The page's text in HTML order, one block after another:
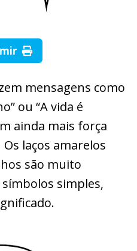
mensagens como
ou “A vida é
ainda mais força
laços amarelos
são muito
simples,